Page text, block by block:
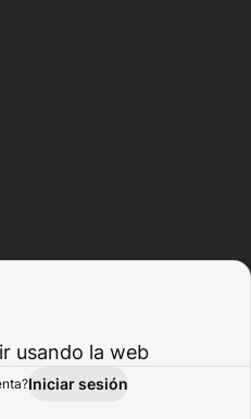
Actividad
usando la web
Iniciar sesión